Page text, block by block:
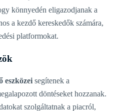
könnyedén eligazodjanak a
a kezdő kereskedők számára,
platformokat.
eszközei segítenek a
döntéseket hozzanak.
szolgáltatnak a piacról,